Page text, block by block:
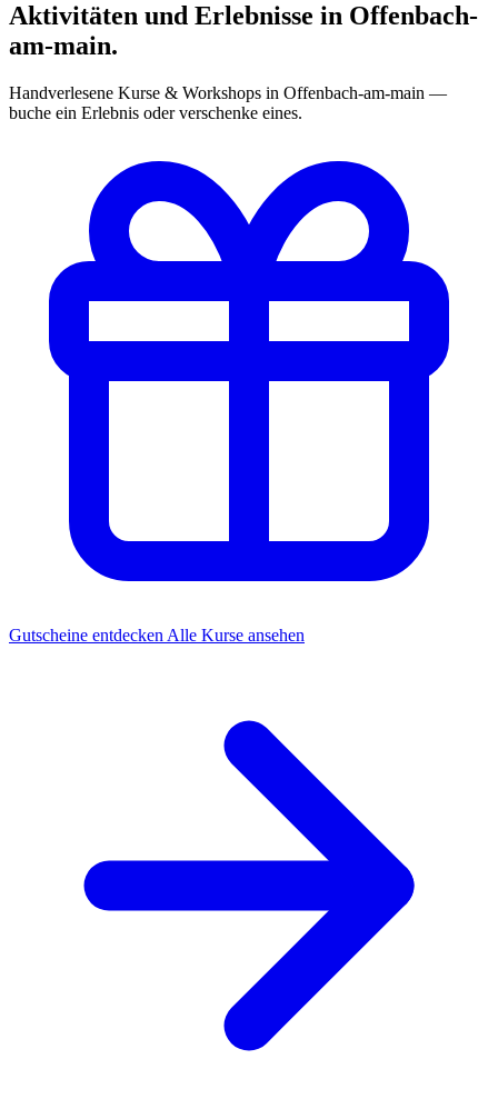
Aktivitäten und Erlebnisse in Offenbach-
am-main.
Handverlesene Kurse & Workshops in Offenbach-am-main —
buche ein Erlebnis oder verschenke eines.
Gutscheine entdecken Alle Kurse ansehen